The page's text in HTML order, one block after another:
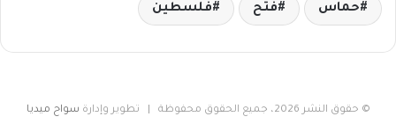
حماس فتح فلسطين
© حقوق النشر 2026، جميع الحقوق محفوظة | تطوير وإدارة سواح ميديا